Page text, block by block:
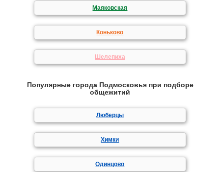
Маяковская
Коньково
Шелепиха
Популярные города Подмосковья при подборе
общежитий
Люберцы
Химки
Одинцово